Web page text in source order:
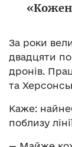
«Кожен
За роки
двадцяти
дронів.
та
Каже:
поблизу